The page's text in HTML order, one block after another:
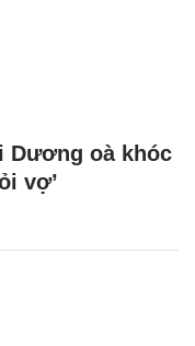
Dương oà khóc
vợ’